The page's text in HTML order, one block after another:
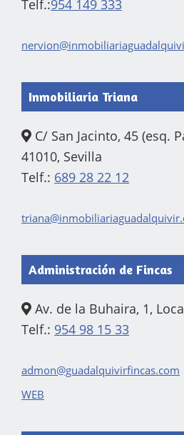
Telf.:954 149 333
Inmobiliaria Triana
C/ San Jacinto, 45 (esq.
41010, Sevilla
Telf.: 689 28 22 12
Administración de Fincas
Av. de la Buhaira, 1,
Telf.: 954 98 15 33
admon@guadalquivirfincas.com
WEB